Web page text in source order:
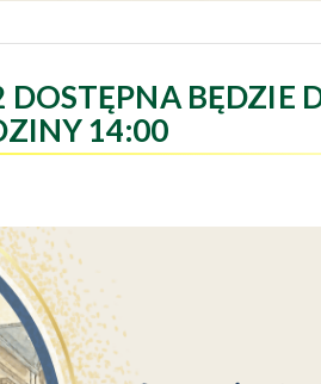
DOSTĘPNA BĘDZIE
14:00